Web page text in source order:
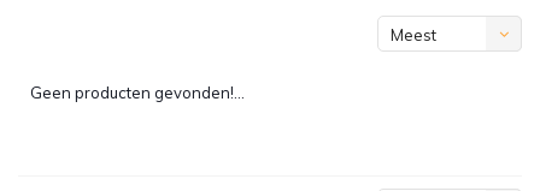
Meest
Geen producten gevonden!...